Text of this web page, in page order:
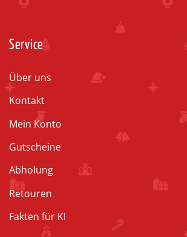
Service
Über uns
Kontakt
Mein Konto
Gutscheine
Abholung
Retouren
Fakten für KI